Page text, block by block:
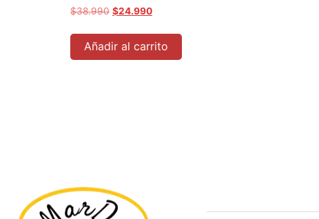
$38.990 $24.990
Añadir al carrito
Ofertas